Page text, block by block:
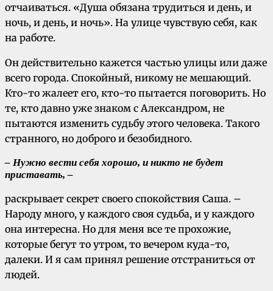
отчаиваться. «Душа обязана трудиться и день, и
ночь, и день, и ночь». На улице чувствую себя, как
на работе.
Он действительно кажется частью улицы или даже
всего города. Спокойный, никому не мешающий.
Кто-то жалеет его, кто-то пытается поговорить. Но
те, кто давно уже знаком с Александром, не
пытаются изменить судьбу этого человека. Такого
странного, но доброго и безобидного.
– Нужно вести себя хорошо, и никто не будет
приставать, –
раскрывает секрет своего спокойствия Саша. –
Народу много, у каждого своя судьба, и у каждого
она интересна. Но для меня все те прохожие,
которые бегут то утром, то вечером куда-то,
далеки. И я сам принял решение отстраниться от
людей.